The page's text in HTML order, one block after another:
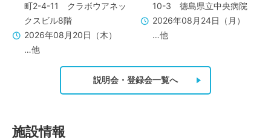
町2-4-11 クラボウアネッ
クスビル8階
2026年08月20日（木）
…他
10-3 徳島県立中央病院
2026年08月24日（月）
…他
説明会・登録会一覧へ
施設情報